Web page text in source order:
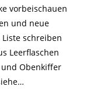
vorbeischauen
und neue
schreiben
Leerflaschen
Obenkiffer